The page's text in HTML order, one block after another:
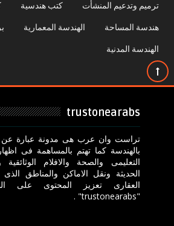
ترميم وتدعيم المنشأت كتب هندسية
هندسة المساحة الهندسة المعمارية
الهندسة المدنية
trustonearabs
تراست وان عرب هى مدونة عبارة
بالهندسة كما تهتم بالمساهمة فى
التعليمى والصحة والافلام
الحديثة ونقل الاماكن والمناطق الذى
العقارى تعزيز المحتوى على
"trustonearabs" .